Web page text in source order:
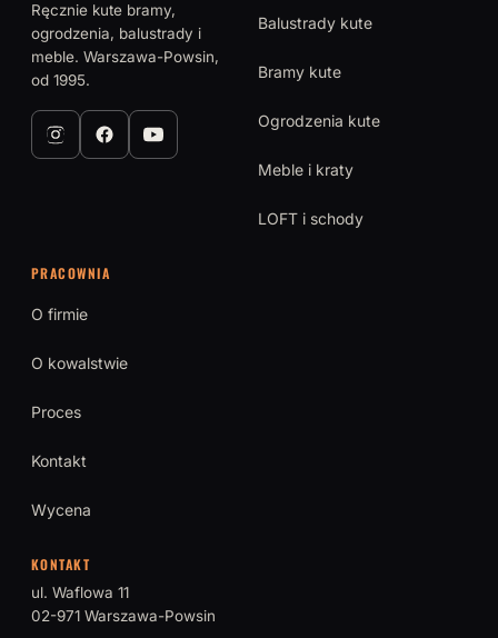
Ręcznie kute bramy,
ogrodzenia, balustrady i
meble. Warszawa-Powsin,
od 1995.
Balustrady kute
Bramy kute
Ogrodzenia kute
Meble i kraty
LOFT i schody
PRACOWNIA
O firmie
O kowalstwie
Proces
Kontakt
Wycena
KONTAKT
ul. Waflowa 11
02-971 Warszawa-Powsin